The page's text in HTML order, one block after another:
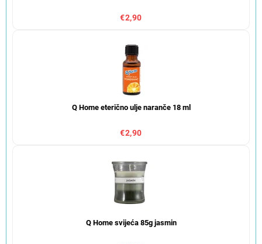
€2,90
Q Home eterično ulje naranče 18 ml
€2,90
Q Home svijeća 85g jasmin